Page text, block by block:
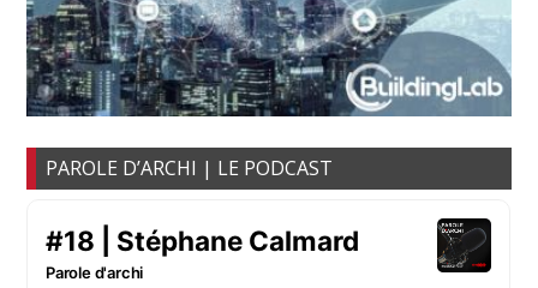
PAROLE D’ARCHI | LE PODCAST